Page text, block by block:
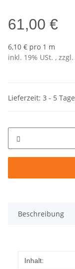
61,00 €
6,10 € pro 1 m
inkl. 19% USt. , zzgl.
Lieferzeit: 3 - 5 Tage
Beschreibung
Inhalt: